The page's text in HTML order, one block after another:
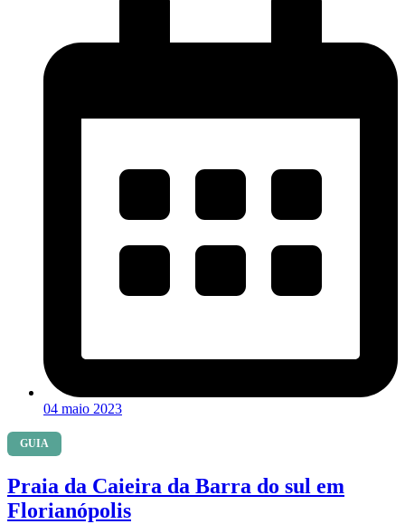
04 maio 2023
GUIA
Praia da Caieira da Barra do sul em
Florianópolis